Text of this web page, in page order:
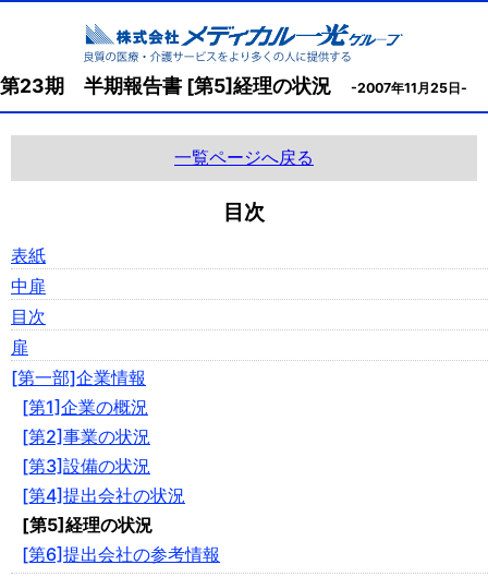
第23期 半期報告書 [第5]経理の状況 -2007年11月25日-
一覧ページへ戻る
目次
表紙
中扉
目次
扉
[第一部]企業情報
[第1]企業の概況
[第2]事業の状況
[第3]設備の状況
[第4]提出会社の状況
[第5]経理の状況
[第6]提出会社の参考情報